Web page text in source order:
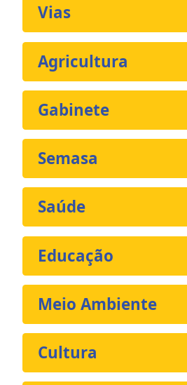
Vias
Agricultura
Gabinete
Semasa
Saúde
Educação
Meio Ambiente
Cultura